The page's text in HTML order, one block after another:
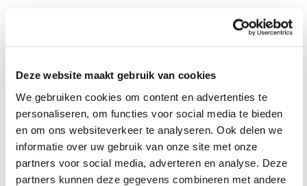
Deze website maakt gebruik van cookies
We gebruiken cookies om content en advertenties te
personaliseren, om functies voor social media te bieden
en om ons websiteverkeer te analyseren. Ook delen we
informatie over uw gebruik van onze site met onze
partners voor social media, adverteren en analyse. Deze
partners kunnen deze gegevens combineren met andere